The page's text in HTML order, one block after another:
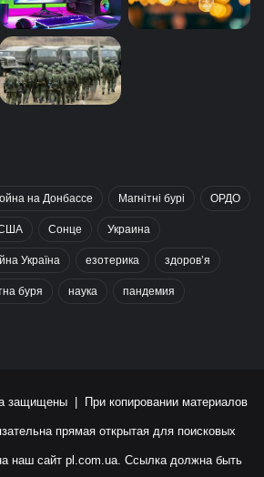
на Донбассе Магнітні бурі ОРДО
Сонце Украина
Україна езотерика здоров’я
буря наука пандемия
защищены | При копировании материалов
прямая открытая для поисковых
наш сайт pl.com.ua. Ссылка должна быть